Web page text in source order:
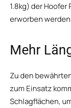
1.8kg) der
erworben
Mehr
Zu den
zum Einsatz
Schlagflächen,